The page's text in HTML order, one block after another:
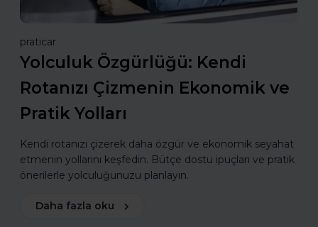
praticar
Yolculuk Özgürlüğü: Kendi
Rotanızı Çizmenin Ekonomik ve
Pratik Yolları
Kendi rotanızı çizerek daha özgür ve ekonomik seyahat
etmenin yollarını keşfedin. Bütçe dostu ipuçları ve pratik
önerilerle yolculuğunuzu planlayın.
Daha fazla oku